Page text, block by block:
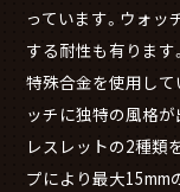
っています。ウォッ
する耐性も有りま
特殊合金を使用して
ッチに独特の風格
レスレットの2種類
プにより最大15mm